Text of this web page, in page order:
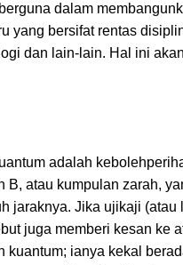
dalam
yang bersifat rentas
dan lain-lain. Hal ini
adalah
B, atau kumpulan zarah,
jaraknya. Jika ujikaji (atau
juga memberi kesan ke
ianya kekal